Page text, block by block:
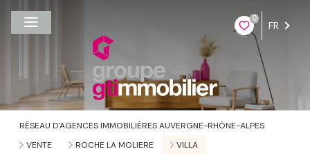
0
FR
RÉSEAU D'AGENCES IMMOBILIÈRES AUVERGNE-RHÔNE-ALPES
VENTE
ROCHE LA MOLIERE VILLA